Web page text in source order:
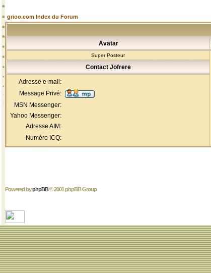
grioo.com Index du Forum
Avatar
Super Posteur
Contact Jofrere
Adresse e-mail:
Message Privé:
MSN Messenger:
Yahoo Messenger:
Adresse AIM:
Numéro ICQ:
Powered byphpBB© 2001 phpBB Group